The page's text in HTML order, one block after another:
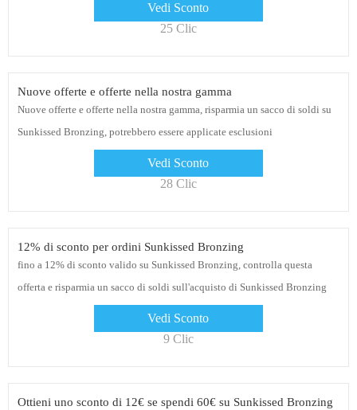
Vedi Sconto
25 Clic
Nuove offerte e offerte nella nostra gamma
Nuove offerte e offerte nella nostra gamma, risparmia un sacco di soldi su
Sunkissed Bronzing, potrebbero essere applicate esclusioni
Vedi Sconto
28 Clic
12% di sconto per ordini Sunkissed Bronzing
fino a 12% di sconto valido su Sunkissed Bronzing, controlla questa
offerta e risparmia un sacco di soldi sull'acquisto di Sunkissed Bronzing
Vedi Sconto
9 Clic
Ottieni uno sconto di 12€ se spendi 60€ su Sunkissed Bronzing